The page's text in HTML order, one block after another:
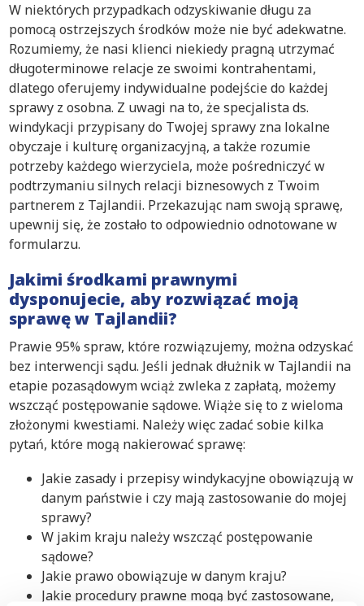
W niektórych przypadkach odzyskiwanie długu za
pomocą ostrzejszych środków może nie być adekwatne.
Rozumiemy, że nasi klienci niekiedy pragną utrzymać
długoterminowe relacje ze swoimi kontrahentami,
dlatego oferujemy indywidualne podejście do każdej
sprawy z osobna. Z uwagi na to, że specjalista ds.
windykacji przypisany do Twojej sprawy zna lokalne
obyczaje i kulturę organizacyjną, a także rozumie
potrzeby każdego wierzyciela, może pośredniczyć w
podtrzymaniu silnych relacji biznesowych z Twoim
partnerem z Tajlandii. Przekazując nam swoją sprawę,
upewnij się, że zostało to odpowiednio odnotowane w
formularzu.
Jakimi środkami prawnymi
dysponujecie, aby rozwiązać moją
sprawę w Tajlandii?
Prawie 95% spraw, które rozwiązujemy, można odzyskać
bez interwencji sądu. Jeśli jednak dłużnik w Tajlandii na
etapie pozasądowym wciąż zwleka z zapłatą, możemy
wszcząć postępowanie sądowe. Wiąże się to z wieloma
złożonymi kwestiami. Należy więc zadać sobie kilka
pytań, które mogą nakierować sprawę:
Jakie zasady i przepisy windykacyjne obowiązują w
danym państwie i czy mają zastosowanie do mojej
sprawy?
W jakim kraju należy wszcząć postępowanie
sądowe?
Jakie prawo obowiązuje w danym kraju?
Jakie procedury prawne mogą być zastosowane,